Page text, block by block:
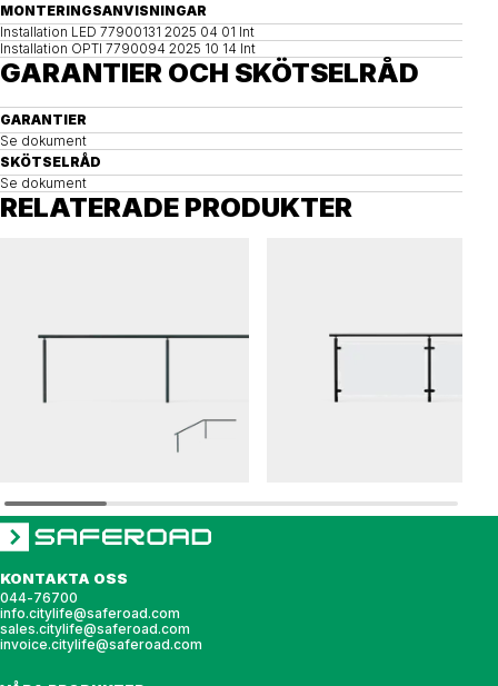
MONTERINGSANVISNINGAR
Installation LED 77900131 2025 04 01 Int
Installation OPTI 7790094 2025 10 14 Int
GARANTIER OCH SKÖTSELRÅD
GARANTIER
Se dokument
SKÖTSELRÅD
Se dokument
RELATERADE PRODUKTER
KONTAKTA OSS
044-76700
info.citylife@saferoad.com
sales.citylife@saferoad.com
invoice.citylife@saferoad.com